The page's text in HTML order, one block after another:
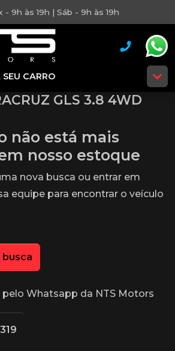
- 9h às 19h | Sáb - 9h às 19h
SEU CARRO
GLS 3.8 4WD
não está mais
nosso estoque
nova busca ou entrar em
equipe para encontrar o veículo
busca
Whatsapp da NTS Motors